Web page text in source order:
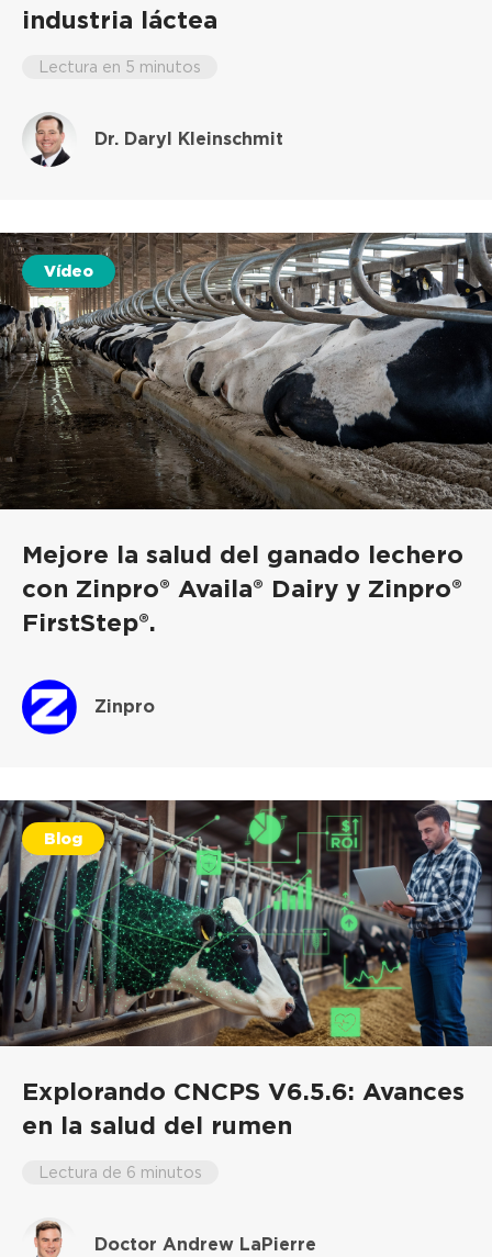
industria láctea
Lectura en 5 minutos
Dr. Daryl Kleinschmit
Vídeo
Mejore la salud del ganado lechero
con Zinpro® Availa® Dairy y Zinpro®
FirstStep®.
Zinpro
Blog
Explorando CNCPS V6.5.6: Avances
en la salud del rumen
Lectura de 6 minutos
Doctor Andrew LaPierre